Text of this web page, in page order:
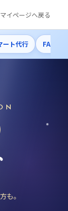
マイページへ戻る
ート代行 FAQ
も。